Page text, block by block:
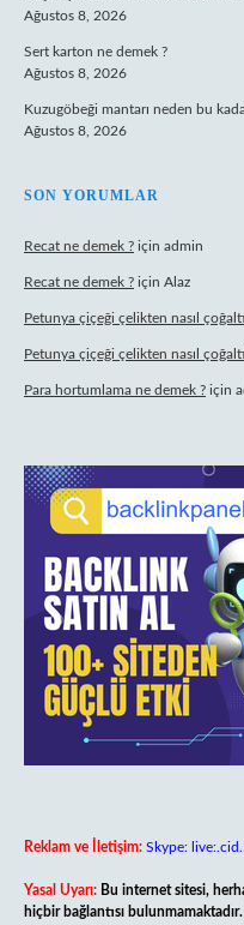
Ağustos 8, 2026
Sert karton ne demek ?
Ağustos 8, 2026
Kuzugöbeği mantarı neden bu
Ağustos 8, 2026
SON YORUMLAR
Recat ne demek ? için admin
Recat ne demek ? için Alaz
Petunya çiçeği çelikten nasıl
Petunya çiçeği çelikten nasıl
Para hortumlama ne demek ? için
Reklam ve İletişim: Skype:
Yasal Uyarı: Bu internet sitesi,
hiçbir bağlantısı